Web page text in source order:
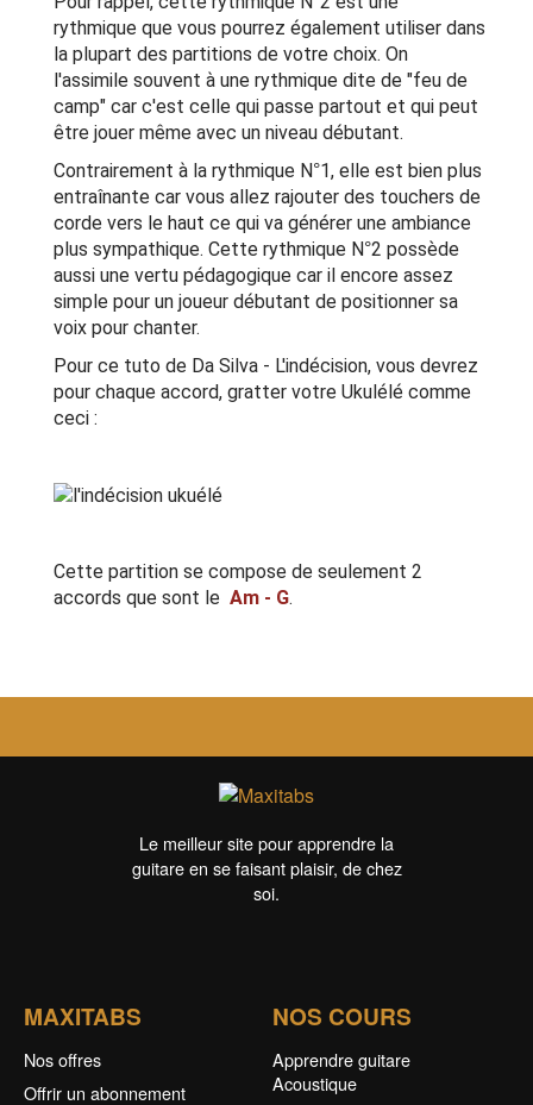
rythmique que vous pourrez également utiliser dans
la plupart des partitions de votre choix. On
l'assimile souvent à une rythmique dite de "feu de
camp" car c'est celle qui passe partout et qui peut
être jouer même avec un niveau débutant.
Contrairement à la rythmique N°1, elle est bien plus
entraînante car vous allez rajouter des touchers de
corde vers le haut ce qui va générer une ambiance
plus sympathique. Cette rythmique N°2 possède
aussi une vertu pédagogique car il encore assez
simple pour un joueur débutant de positionner sa
voix pour chanter.
Pour ce tuto de Da Silva - L'indécision, vous devrez
pour chaque accord, gratter votre Ukulélé comme
ceci :
Cette partition se compose de seulement 2
accords que sont le Am - G.
Le meilleur site pour apprendre la
guitare en se faisant plaisir, de chez
soi.
MAXITABS
Nos offres
Offrir un abonnement
NOS COURS
Apprendre guitare
Acoustique